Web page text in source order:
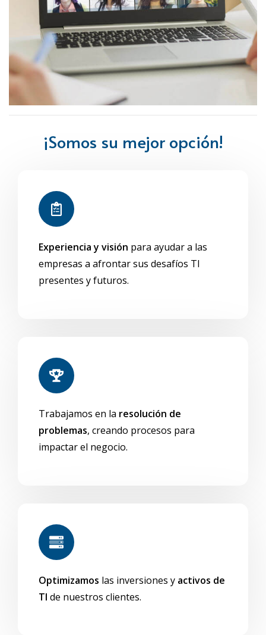
¡Somos su mejor opción!
Experiencia y visión para ayudar a las
empresas a afrontar sus desafíos TI
presentes y futuros.
Trabajamos en la resolución de
problemas, creando procesos para
impactar el negocio.
Optimizamos las inversiones y activos de
TI de nuestros clientes.